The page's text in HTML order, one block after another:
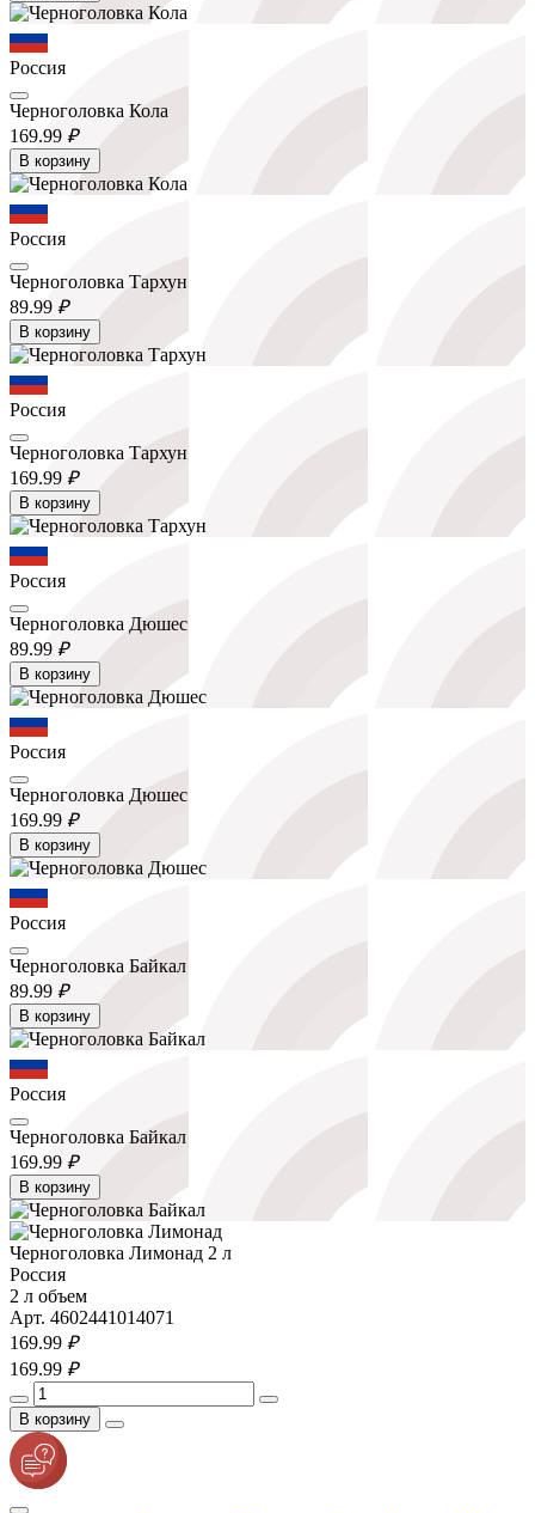
Россия
Черноголовка Кола
169.99 ₽
В корзину
Россия
Черноголовка Тархун
89.99 ₽
В корзину
Россия
Черноголовка Тархун
169.99 ₽
В корзину
Россия
Черноголовка Дюшес
89.99 ₽
В корзину
Россия
Черноголовка Дюшес
169.99 ₽
В корзину
Россия
Черноголовка Байкал
89.99 ₽
В корзину
Россия
Черноголовка Байкал
169.99 ₽
В корзину
Черноголовка Лимонад 2 л
Россия
2 л объем
Арт. 4602441014071
169.99 ₽
169.99 ₽
В корзину